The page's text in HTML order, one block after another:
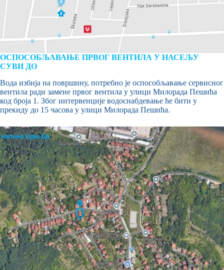
ОСПОСОБЉАВАЊЕ ПРВОГ ВЕНТИЛА У НАСЕЉУ
СУВИ ДО
Вода избија на површину, потребно је оспособљавање сервисног
вентила ради замене првог вентила у улици Милорада Пешића
код броја 1. Због интервенције водоснабдевање ће бити у
прекиду до 15 часова у улици Милорада Пешића.